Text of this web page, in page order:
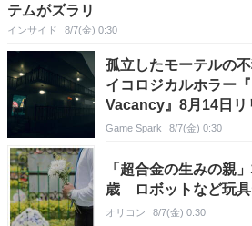
テムがズラリ
インサイド 8/7(金) 0:30
孤立したモーテルの
イコロジカルホラー
Vacancy』8月14日リ
Game Spark 8/7(金) 0:30
「超合金の生みの親
歳 ロボットなど玩具
オリコン 8/7(金) 0:30